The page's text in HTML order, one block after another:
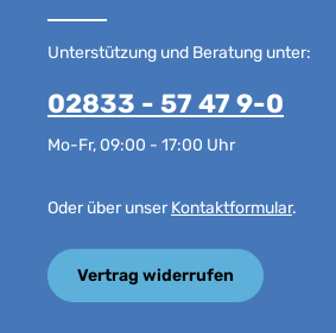
Unterstützung und Beratung unter:
02833 - 57 47 9-0
Mo-Fr, 09:00 - 17:00 Uhr
Oder über unserKontaktformular.
Vertrag widerrufen